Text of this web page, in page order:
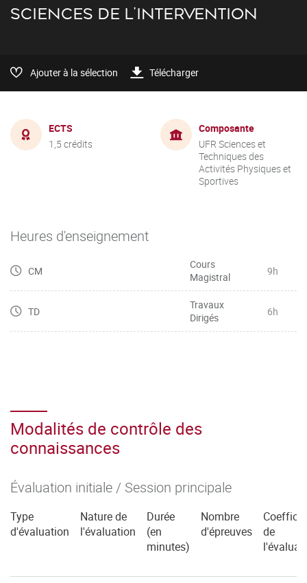
SCIENCES DE L'INTERVENTION
Ajouter à la sélection Télécharger
ECTS
1,5 crédits
Composante
UFR Sciences et
Techniques des
Activités Physiques et
Sportives
Heures d'enseignement
CM
Cours
Magistral
9h
TD
Travaux
Dirigés
6h
Modalités de contrôle des
connaissances
Évaluation initiale / Session principale
Type
d'évaluation
Nature de
l'évaluation
Durée
(en
minutes)
Nombre
d'épreuves
de